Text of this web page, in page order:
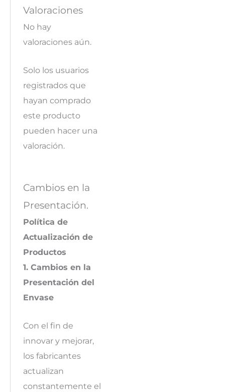
Valoraciones
No hay
valoraciones aún.
Solo los usuarios
registrados que
hayan comprado
este producto
pueden hacer una
valoración.
Cambios en la
Presentación.
Política de
Actualización de
Productos
1. Cambios en la
Presentación del
Envase
Con el fin de
innovar y mejorar,
los fabricantes
actualizan
constantemente el